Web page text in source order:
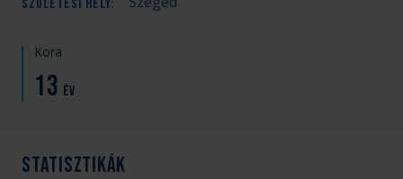
SZÜLETÉSI HELY:
Kora
13 év
Statisztikák